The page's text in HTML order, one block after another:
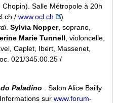
Salle Métropole à 20h
/ www.ocl.ch
)
. Sylvia Nopper, soprano,
Marie Tunnell, violoncelle,
Caplet, Ibert, Massenet,
021/345.00.25 /
Paladino
. Salon Alice Bailly
sur www.forum-